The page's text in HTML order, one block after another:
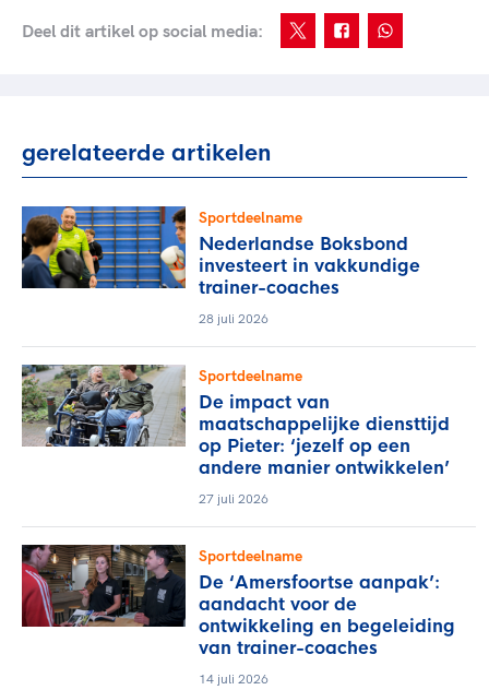
Deel dit artikel op social media:
gerelateerde artikelen
Sportdeelname
Nederlandse Boksbond
investeert in vakkundige
trainer-coaches
28 juli 2026
Sportdeelname
De impact van
maatschappelijke diensttijd
op Pieter: ‘jezelf op een
andere manier ontwikkelen’
27 juli 2026
Sportdeelname
De ‘Amersfoortse aanpak’:
aandacht voor de
ontwikkeling en begeleiding
van trainer-coaches
14 juli 2026